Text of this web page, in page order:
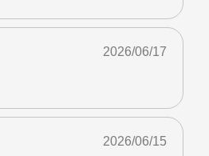
2026/06/17
2026/06/15